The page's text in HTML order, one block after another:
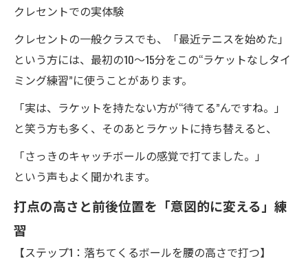
クレセントでの実体験
クレセントの一般クラスでも、「最近テニスを始めた」
という方には、最初の10〜15分をこの“ラケットなしタイ
ミング練習”に使うことがあります。
「実は、ラケットを持たない方が“待てる”んですね。」
と笑う方も多く、そのあとラケットに持ち替えると、
「さっきのキャッチボールの感覚で打てました。」
という声もよく聞かれます。
打点の高さと前後位置を「意図的に変える」練
習
【ステップ1：落ちてくるボールを腰の高さで打つ】